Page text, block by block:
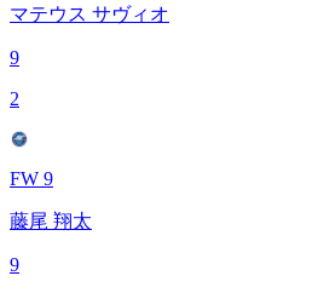
マテウス サヴィオ
9
2
FW 9
藤尾 翔太
9